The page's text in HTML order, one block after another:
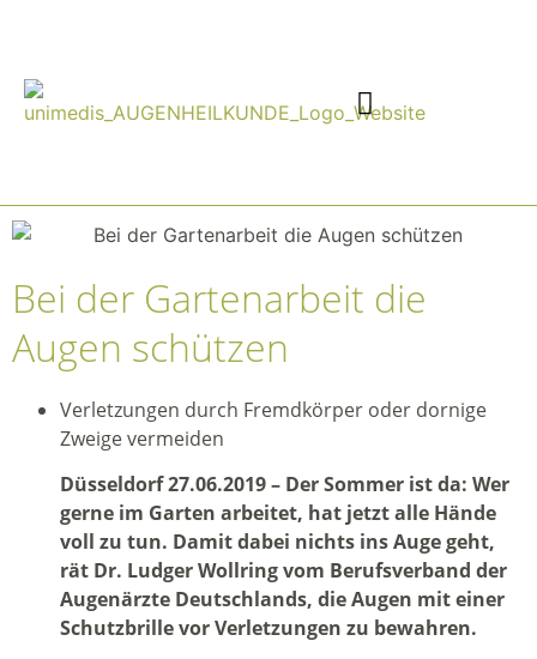
Bei der Gartenarbeit die
Augen schützen
Verletzungen durch Fremdkörper oder dornige
Zweige vermeiden
Düsseldorf 27.06.2019 – Der Sommer ist da: Wer
gerne im Garten arbeitet, hat jetzt alle Hände
voll zu tun. Damit dabei nichts ins Auge geht,
rät Dr. Ludger Wollring vom Berufsverband der
Augenärzte Deutschlands, die Augen mit einer
Schutzbrille vor Verletzungen zu bewahren.